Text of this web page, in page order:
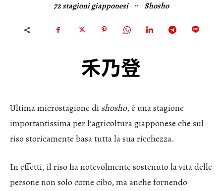
72 stagioni giapponesi Shosho
禾乃登
Ultima microstagione di shosho, è una stagione
importantissima per l’agricoltura giapponese che sul
riso storicamente basa tutta la sua ricchezza.
In effetti, il riso ha notevolmente sostenuto la vita delle
persone non solo come cibo, ma anche fornendo